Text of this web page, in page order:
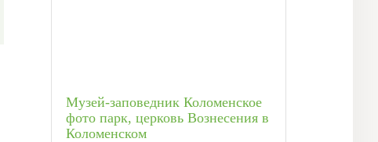
Музей-заповедник Коломенское
фото парк, церковь Вознесения в
Коломенском